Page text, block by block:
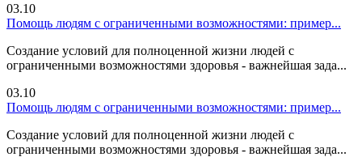
03.10
Помощь людям с ограниченными возможностями: пример...
Создание условий для полноценной жизни людей с
ограниченными возможностями здоровья - важнейшая зада...
03.10
Помощь людям с ограниченными возможностями: пример...
Создание условий для полноценной жизни людей с
ограниченными возможностями здоровья - важнейшая зада...